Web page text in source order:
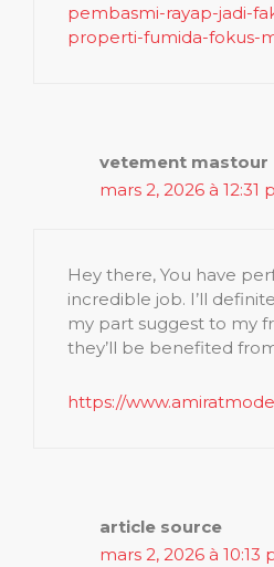
pembasmi-rayap-jadi-
properti-fumida-fokus-
vetement mastour
mars 2, 2026 à 12:31
Hey there, You have
incredible job. I’ll
my part suggest to my
they’ll be benefited
https://
article source
mars 2, 2026 à 10:13